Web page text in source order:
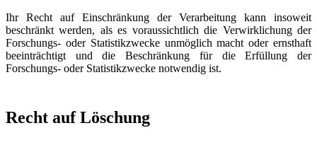
Ihr Recht auf Einschränkung der Verarbeitung kann insoweit
beschränkt werden, als es voraussichtlich die Verwirklichung der
Forschungs- oder Statistikzwecke unmöglich macht oder ernsthaft
beeinträchtigt und die Beschränkung für die Erfüllung der
Forschungs- oder Statistikzwecke notwendig ist.
Recht auf Löschung